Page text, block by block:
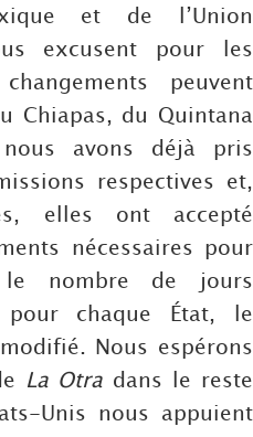
et de l’Union
excusent pour les
peuvent
Chiapas, du Quintana
avons déjà pris
respectives et,
elles ont accepté
nécessaires pour
nombre de jours
pour chaque État, le
Nous espérons
La Otra dans le reste
Unis nous appuient